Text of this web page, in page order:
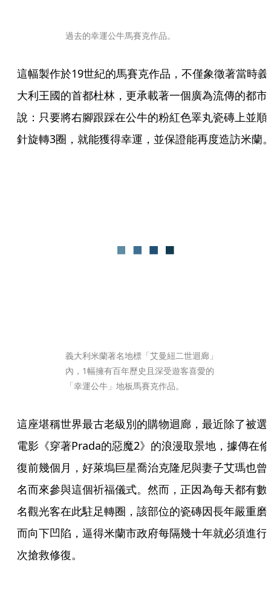
過去的幸運公牛馬賽克作品。
這幅製作於19世紀的馬賽克作品，不僅象徵著當時義
大利王國的首都杜林，更承載著一個廣為流傳的都市
說：只要將右腳跟踩在公牛的粉紅色睪丸瓷磚上並順
針旋轉3圈，就能獲得幸運，並保證能再度造訪米蘭
義大利米蘭著名地標「艾曼紐二世迴廊」
內，1幅擁有百年歷史且深受遊客喜愛的
「幸運公牛」地板馬賽克作品。
這座堪稱世界最古老級別的購物迴廊，最近除了被選
電影《穿著Prada的惡魔2》的浪漫取景地，據傳在修
復前幾個月，好萊塢巨星喬治克隆尼與妻子艾瑪也曾
名而來參與這個祈福儀式。然而，正因為每天都有數
名觀光客在此駐足轉圈，該部位的瓷磚因長年嚴重磨
而向下凹陷，逼得米蘭市政府每隔幾十年就必須進行
次搶救修復。